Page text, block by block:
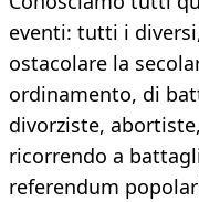
eventi: tutti i
ostacolare la
ordinamento, di
divorziste,
ricorrendo a
referendum